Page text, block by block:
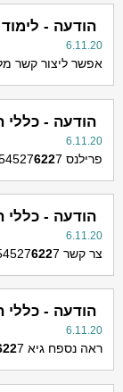
הודעה -
6.11.20
אפשר ליצור קשר מלמד
הודעה - כללי
6.11.20
פרילנס 054527 6227
הודעה - כללי
6.11.20
צר קשר 054527 6227
הודעה - כללי
6.11.20
ראה נספח גיא 054527 7